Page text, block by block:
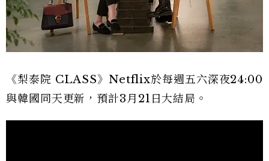
《梨泰院 CLASS》Netflix於每週五六深夜24:00
與韓國同天更新，預計3月21日大結局。